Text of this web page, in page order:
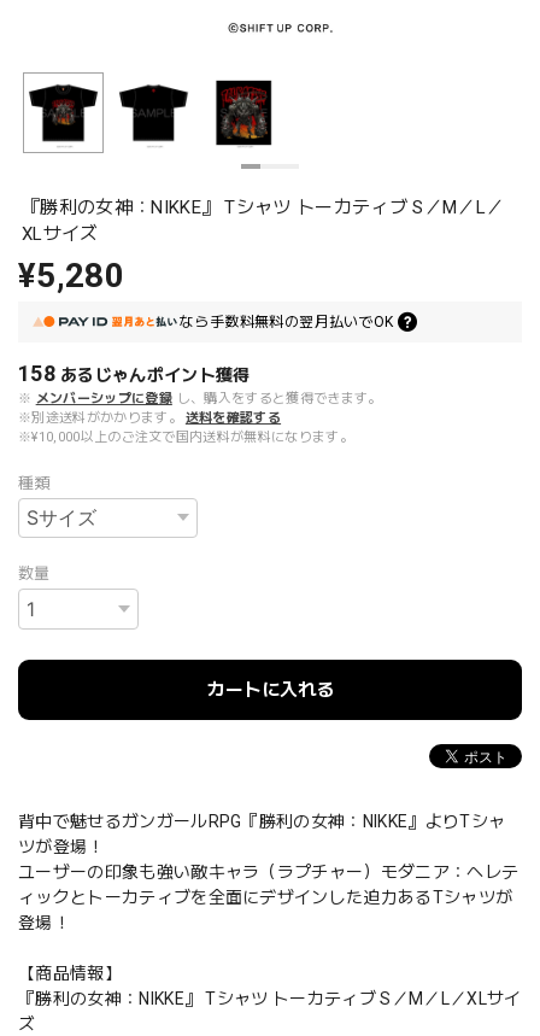
『勝利の女神：NIKKE』 Tシャツ トーカティブ S／M／L／
XLサイズ
¥5,280
なら 手数料無料の翌月払いでOK
158 あるじゃんポイント獲得
※ メンバーシップに登録 し、購入をすると獲得できます。
※別途送料がかかります。
送料を確認する
※¥10,000以上のご注文で国内送料が無料になります。
種類
数量
カートに入れる
背中で魅せるガンガールRPG『勝利の女神：NIKKE』よりTシャ
ツが登場！
ユーザーの印象も強い敵キャラ（ラプチャー）モダニア：ヘレテ
ィックとトーカティブを全面にデザインした迫力あるTシャツが
登場！
【商品情報】
『勝利の女神：NIKKE』 Tシャツ トーカティブ S／M／L／XLサイ
ズ